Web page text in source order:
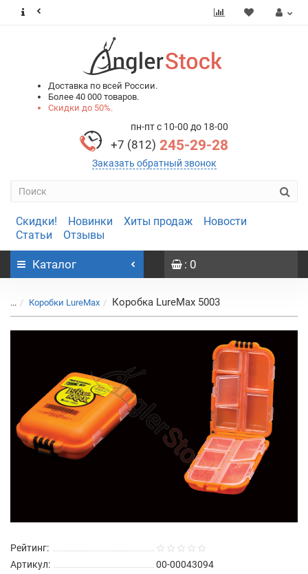
Доставка по всей России.
Более 40 000 товаров.
Скидки до 50%.
пн-пт с 10-00 до 18-00
+7 (812) 245-29-28
Заказать обратный звонок
Скидки! Новинки Хиты продаж
Новости
Статьи
Отзывы
Каталог : 0
... Коробки LureMax Коробка LureMax 5003
Рейтинг:
Артикул:
00-00043094